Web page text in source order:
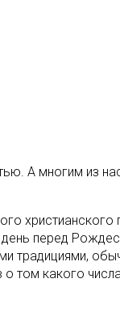
А многим из
перед
традициями,
том какого